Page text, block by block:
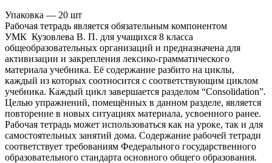
Упаковка — 20 шт
Рабочая тетрадь является обязательным компонентом
УМК Кузовлева В. П. для учащихся 8 класса
общеобразовательных организаций и предназначена для
активизации и закрепления лексико-грамматического
материала учебника. Её содержание разбито на циклы,
каждый из которых соотносится с соответствующим циклом
учебника. Каждый цикл завершается разделом “Consolidation”.
Целью упражнений, помещённых в данном разделе, является
повторение в новых ситуациях материала, усвоенного ранее.
Рабочая тетрадь может использоваться как на уроке, так и для
самостоятельных занятий дома. Содержание рабочей тетради
соответствует требованиям Федерального государственного
образовательного стандарта основного общего образования.